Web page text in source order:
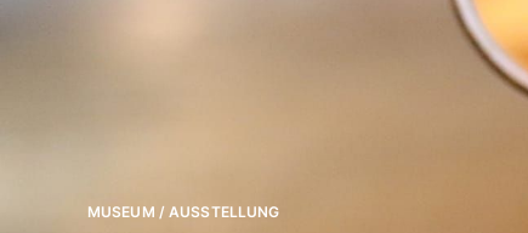
MUSEUM / AUSSTELLUNG